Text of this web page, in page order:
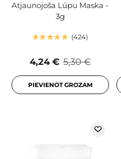
Atjaunojoša Lūpu Maska -
3g
424
5,30 €
4,24 €
PIEVIENOT GROZAM